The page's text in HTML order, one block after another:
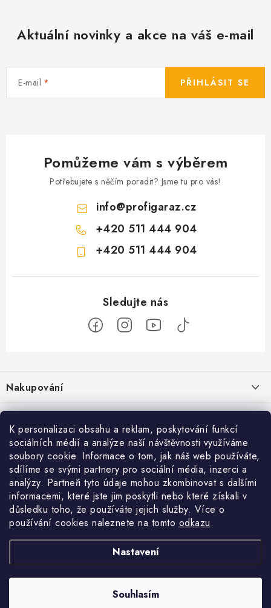
K personalizaci obsahu a reklam, poskytování funkcí
sociálních médií a analýze naší návštěvnosti využíváme
soubory cookie. Informace o tom, jak náš web používáte,
sdílíme se svými partnery pro sociální média, inzerci a
analýzy. Partneři tyto údaje mohou zkombinovat s dalšími
informacemi, které jste jim poskytli nebo které získali v
důsledku toho, že používáte jejich služby. Více o
používání cookies naleznete na tomto odkazu.
Nastavení
Souhlasím
Aktuální novinky a akce na váš e-mail
E-mail PŘIHLÁSIT SE
Pomůžeme vám s výběrem
Potřebujete s něčím poradit? Jsme tu pro vás!
info@profigaraz.cz
+420 511 444 904
+420 511 444 904
p
a
Nakupování
Jak nakupovat
Obchodní podmínky
Doprava a platba
Cookies
Ochrana osobních údajú
Jak funguje Zásilkovna?
Reklamace / vrácení zboží
Použití Dárkové poukázky
O nás
Kontakty
Příběh Profigaráže
Showroom Prešov
Služby
Velkoobchod Profigaráž.sk Zboží.cz Heureka.cz
Profigaraz.cz. Všechna práva vyhrazena.